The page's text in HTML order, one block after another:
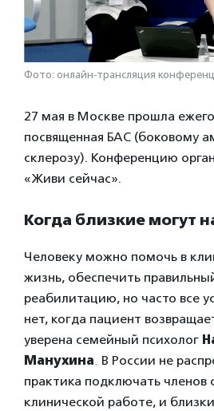
Фото: онлайн-трансляция
27 мая в Москве прошла
посвященная БАС (боковому
склерозу). Конференцию
«Живи сейчас».
Когда близкие могут
Человеку можно помочь в
жизнь, обеспечить
реабилитацию, но часто все
нет, когда пациент
уверена семейный психолог
Манухина. В России не
практика подключать членов
клинической работе, и